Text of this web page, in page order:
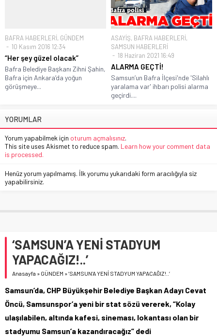
BAFRA HABERLERİ, GÜNDEM
10 Kasım 2016 12:34
“Her şey güzel olacak”
Bafra Belediye Başkanı Zihni Şahin,
Bafra için Ankara’da yoğun
görüşmeye...
ASAYİŞ, BAFRA HABERLERİ,
SAMSUN HABERLERİ
18 Haziran 2021 16:49
ALARMA GEÇTİ!
Samsun’un Bafra İlçesi'nde 'Silahlı
yaralama var' ihbarı polisi alarma
geçirdi....
YORUMLAR
Yorum yapabilmek için oturum açmalısınız.
This site uses Akismet to reduce spam. Learn how your comment data
is processed.
Henüz yorum yapılmamış. İlk yorumu yukarıdaki form aracılığıyla siz
yapabilirsiniz.
‘SAMSUN’A YENİ STADYUM
YAPACAĞIZ!..’
Anasayfa » GÜNDEM »‘SAMSUN’A YENİ STADYUM YAPACAĞIZ!..’
Samsun’da, CHP Büyükşehir Belediye Başkan Adayı Cevat
Öncü, Samsunspor’a yeni bir stat sözü vererek, “Kolay
ulaşılabilen, altında kafesi, sineması, lokantası olan bir
stadyumu Samsun’a kazandıracağız” dedi